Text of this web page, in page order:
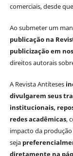
comerciais, desde
Ao submeter um
publicação na
publicização em
direitos autorais
A Revista Antíteses
divulgarem seus
institucionais,
redes acadêmicas,
impacto da produção
seja
diretamente na